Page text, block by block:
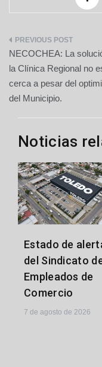
Navegación
de
entradas
NECOCHEA: La
la Clínica Regional no
cerca a pesar del
del Municipio.
Noticias
Estado de
del Sindicato
Empleados de
Comercio
7 de agosto de 2026